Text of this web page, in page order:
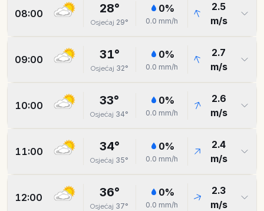
08:00 28°
Osjećaj 29°
0%
0.0 mm/h
2.5
m/s
09:00 31°
Osjećaj 32°
0%
0.0 mm/h
2.7
m/s
10:00 33°
Osjećaj 34°
0%
0.0 mm/h
2.6
m/s
11:00 34°
Osjećaj 35°
0%
0.0 mm/h
2.4
m/s
12:00 36°
Osjećaj 37°
0%
0.0 mm/h
2.3
m/s